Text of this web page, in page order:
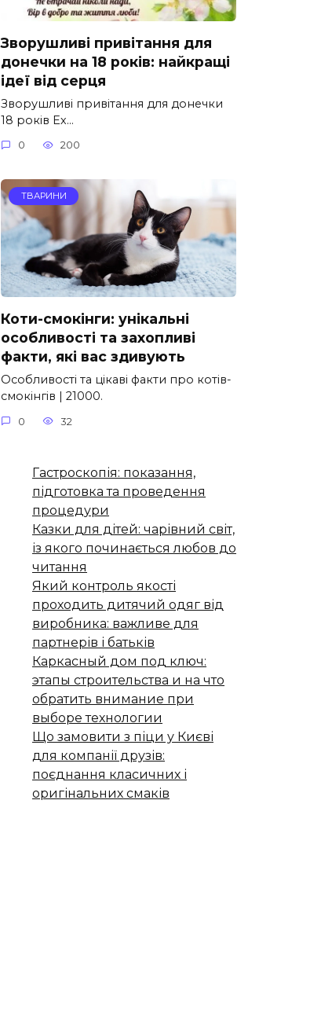
Зворушливі привітання для
донечки на 18 років: найкращі
ідеї від серця
Зворушливі привітання для донечки
18 років Ех…
0 200
ТВАРИНИ
Коти-смокінги: унікальні
особливості та захопливі
факти, які вас здивують
Особливості та цікаві факти про котів-
смокінгів | 21000.
0 32
Гастроскопія: показання,
підготовка та проведення
процедури
Казки для дітей: чарівний світ,
із якого починається любов до
читання
Який контроль якості
проходить дитячий одяг від
виробника: важливе для
партнерів і батьків
Каркасный дом под ключ:
этапы строительства и на что
обратить внимание при
выборе технологии
Що замовити з піци у Києві
для компанії друзів:
поєднання класичних і
оригінальних смаків